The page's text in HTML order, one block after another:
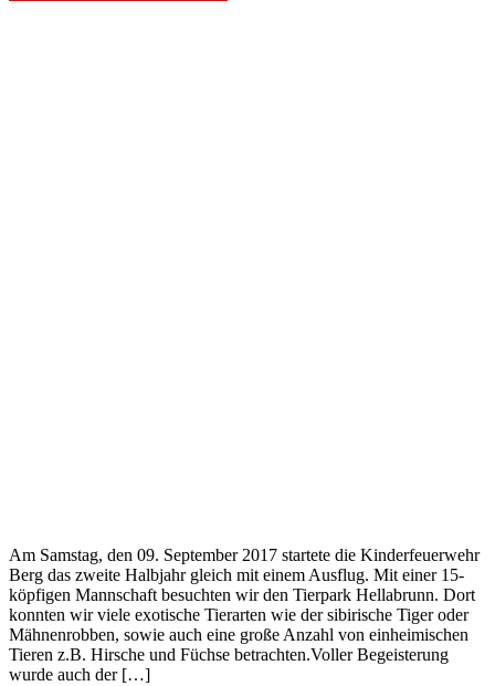
Am Samstag, den 09. September 2017 startete die Kinderfeuerwehr
Berg das zweite Halbjahr gleich mit einem Ausflug. Mit einer 15-
köpfigen Mannschaft besuchten wir den Tierpark Hellabrunn. Dort
konnten wir viele exotische Tierarten wie der sibirische Tiger oder
Mähnenrobben, sowie auch eine große Anzahl von einheimischen
Tieren z.B. Hirsche und Füchse betrachten.Voller Begeisterung
wurde auch der […]